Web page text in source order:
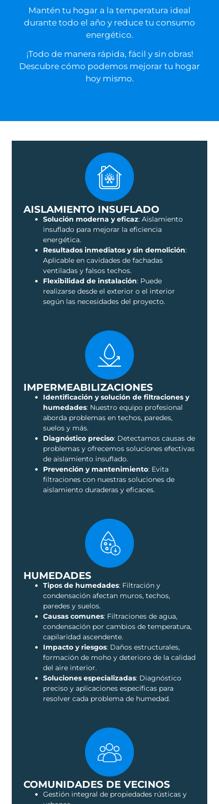
Mantén tu hogar a la temperatura ideal
durante todo el año y reduce tu consumo
energético.
¡Todo de manera rápida, fácil y sin obras!
Descubre cómo podemos mejorar tu hogar
hoy mismo.
AISLAMIENTO INSUFLADO
Solución moderna y eficaz: Aislamiento
insuflado para mejorar la eficiencia
energética.
Resultados inmediatos y sin demolición:
Aplicable en cavidades de fachadas
ventiladas y falsos techos.
Flexibilidad de instalación: Puede
realizarse desde el exterior o el interior
según las necesidades del proyecto.
IMPERMEABILIZACIONES
Identificación y solución de filtraciones y
humedades: Nuestro equipo profesional
aborda problemas en techos, paredes,
suelos y más.
Diagnóstico preciso: Detectamos causas de
problemas y ofrecemos soluciones efectivas
de aislamiento insuflado.
Prevención y mantenimiento: Evita
filtraciones con nuestras soluciones de
aislamiento duraderas y eficaces.
HUMEDADES
Tipos de humedades: Filtración y
condensación afectan muros, techos,
paredes y suelos.
Causas comunes: Filtraciones de agua,
condensación por cambios de temperatura,
capilaridad ascendente.
Impacto y riesgos: Daños estructurales,
formación de moho y deterioro de la calidad
del aire interior.
Soluciones especializadas: Diagnóstico
preciso y aplicaciones específicas para
resolver cada problema de humedad.
COMUNIDADES DE VECINOS
Gestión integral de propiedades rústicas y